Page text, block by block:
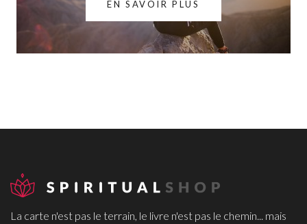
EN SAVOIR PLUS
La carte n'est pas le terrain, le livre n'est pas le chemin... mais